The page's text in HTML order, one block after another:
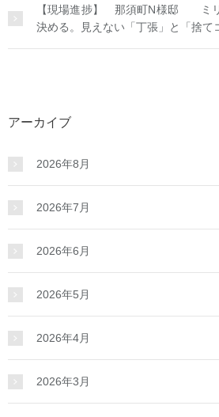
【現場進捗】 那須町N様邸 ミリ
決める。見えない「丁張」と「捨て
アーカイブ
2026年8月
2026年7月
2026年6月
2026年5月
2026年4月
2026年3月